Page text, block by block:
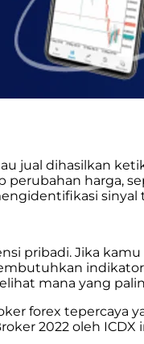
jual dihasilkan
harga,
pribadi. Jika
mana yang
forex tepercaya
2022 oleh